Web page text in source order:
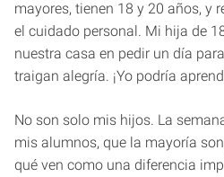
mayores, tienen 18 y 20 años, y
el cuidado personal. Mi hija de
nuestra casa en pedir un día
traigan alegría. ¡Yo podría
No son solo mis hijos. La
mis alumnos, que la mayoría
qué ven como una diferencia